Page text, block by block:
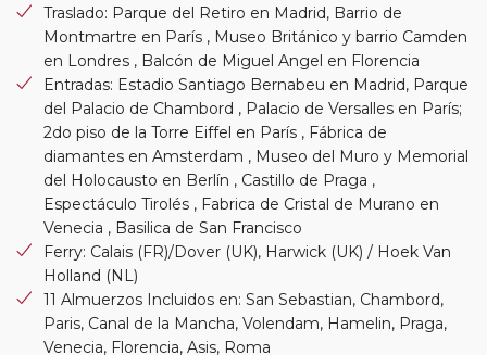
Traslado: Parque del Retiro en Madrid, Barrio de
Montmartre en París , Museo Británico y barrio Camden
en Londres , Balcón de Miguel Angel en Florencia
Entradas: Estadio Santiago Bernabeu en Madrid, Parque
del Palacio de Chambord , Palacio de Versalles en París;
2do piso de la Torre Eiffel en París , Fábrica de
diamantes en Amsterdam , Museo del Muro y Memorial
del Holocausto en Berlín , Castillo de Praga ,
Espectáculo Tirolés , Fabrica de Cristal de Murano en
Venecia , Basilica de San Francisco
Ferry: Calais (FR)/Dover (UK), Harwick (UK) / Hoek Van
Holland (NL)
11 Almuerzos Incluidos en: San Sebastian, Chambord,
Paris, Canal de la Mancha, Volendam, Hamelin, Praga,
Venecia, Florencia, Asis, Roma